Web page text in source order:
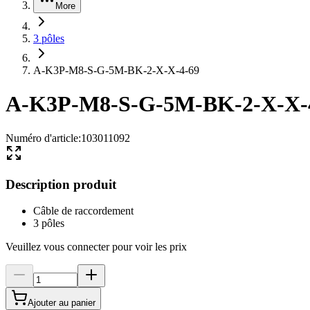
More
3 pôles
A-K3P-M8-S-G-5M-BK-2-X-X-4-69
A-K3P-M8-S-G-5M-BK-2-X-X-
Numéro d'article:103011092
Description produit
Câble de raccordement
3 pôles
Veuillez vous connecter pour voir les prix
Ajouter au panier